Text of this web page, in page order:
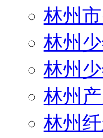
林州
林州
林州
林州
林州